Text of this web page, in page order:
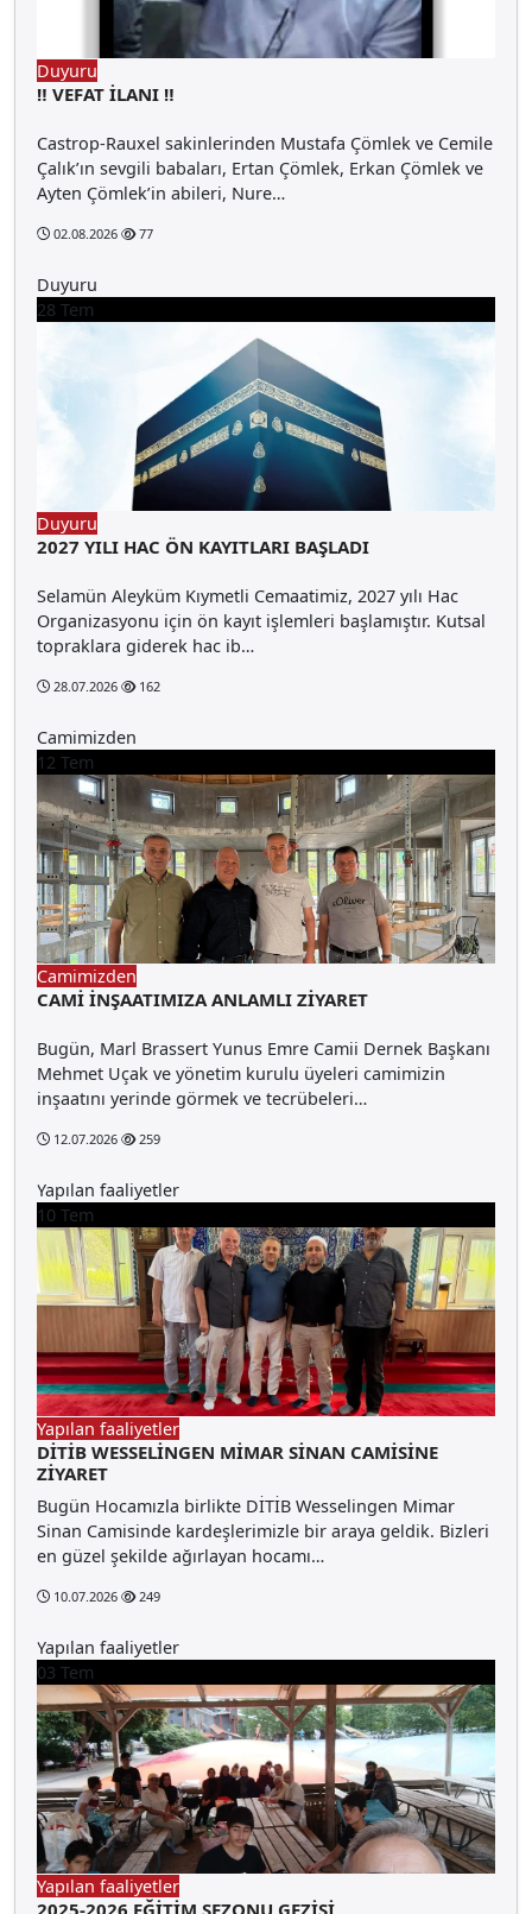
Duyuru
‼️ VEFAT İLANI ‼️
Castrop-Rauxel sakinlerinden Mustafa Çömlek ve Cemile
Çalık’ın sevgili babaları, Ertan Çömlek, Erkan Çömlek ve
Ayten Çömlek’in abileri, Nure…
02.08.2026 77
Duyuru
28 Tem
Duyuru
2027 YILI HAC ÖN KAYITLARI BAŞLADI
Selamün Aleyküm Kıymetli Cemaatimiz, 2027 yılı Hac
Organizasyonu için ön kayıt işlemleri başlamıştır. Kutsal
topraklara giderek hac ib…
28.07.2026 162
Camimizden
12 Tem
Camimizden
CAMİ İNŞAATIMIZA ANLAMLI ZİYARET
Bugün, Marl Brassert Yunus Emre Camii Dernek Başkanı
Mehmet Uçak ve yönetim kurulu üyeleri camimizin
inşaatını yerinde görmek ve tecrübeleri…
12.07.2026 259
Yapılan faaliyetler
10 Tem
Yapılan faaliyetler
DİTİB WESSELİNGEN MİMAR SİNAN CAMİSİNE
ZİYARET
Bugün Hocamızla birlikte DİTİB Wesselingen Mimar
Sinan Camisinde kardeşlerimizle bir araya geldik. Bizleri
en güzel şekilde ağırlayan hocamı…
10.07.2026 249
Yapılan faaliyetler
03 Tem
Yapılan faaliyetler
2025-2026 EĞİTİM SEZONU GEZİSİ